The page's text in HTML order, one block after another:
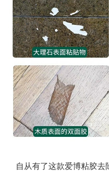
自从有了这款爱博粘胶去